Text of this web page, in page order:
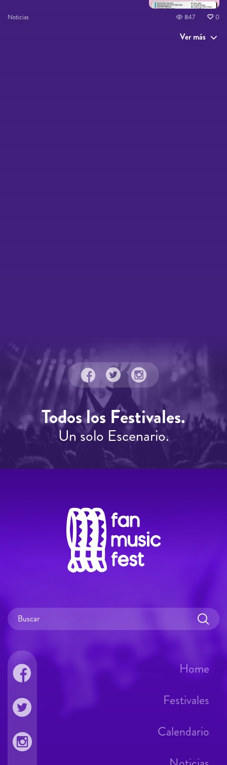
Noticias 847 0
Ver más
Todos los Festivales.
Un solo Escenario.
Home
Festivales
Calendario